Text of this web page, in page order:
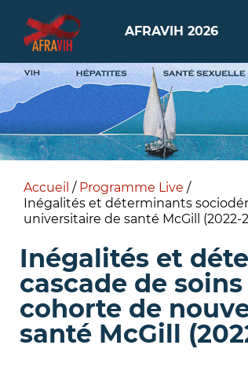
AFRAVIH 2026
Accueil / Programme Live /
Inégalités et déterminants
universitaire de santé McGill (2022-
Inégalités et
cascade de
cohorte de
santé McGill